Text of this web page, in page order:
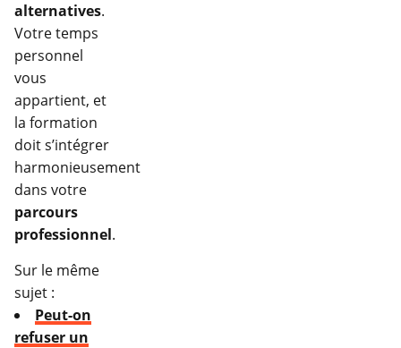
alternatives.
Votre temps
personnel
vous
appartient, et
la formation
doit s’intégrer
harmonieusement
dans votre
parcours
professionnel.
Sur le même
sujet :
Peut-on
refuser un